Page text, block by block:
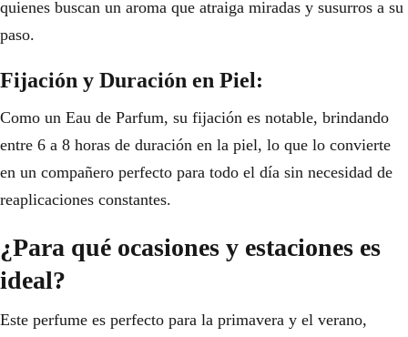
quienes buscan un aroma que atraiga miradas y susurros a su
paso.
Fijación y Duración en Piel:
Como un Eau de Parfum, su fijación es notable, brindando
entre 6 a 8 horas de duración en la piel, lo que lo convierte
en un compañero perfecto para todo el día sin necesidad de
reaplicaciones constantes.
¿Para qué ocasiones y estaciones es
ideal?
Este perfume es perfecto para la primavera y el verano,